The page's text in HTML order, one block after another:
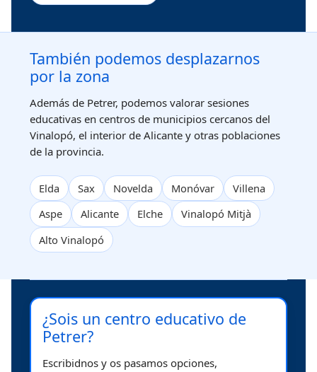
También podemos desplazarnos
por la zona
Además de Petrer, podemos valorar sesiones
educativas en centros de municipios cercanos del
Vinalopó, el interior de Alicante y otras poblaciones
de la provincia.
Elda Sax Novelda Monóvar
Villena
Aspe
Alicante Elche
Vinalopó Mitjà
Alto Vinalopó
¿Sois un centro educativo de
Petrer?
Escribidnos y os pasamos opciones,